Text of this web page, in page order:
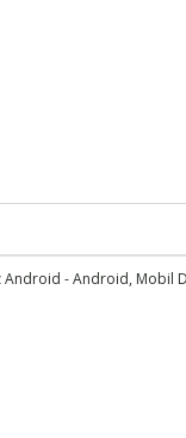
Android - Android, Mobil